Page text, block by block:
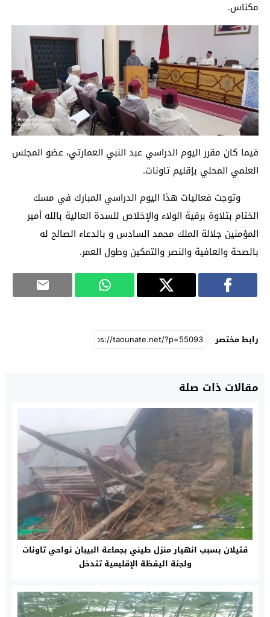
مكناس.
فيما كان مقرر اليوم الدراسي عبد النبي العمارتي، عضو المجلس
العلمي المحلي بإقليم تاونات.
وتوجت فعاليات هذا اليوم الدراسي المبارك في مسك
الختام بتلاوة برقية الولاء والإخلاص للسدة العالية بالله أمير
المؤمنين جلالة الملك محمد السادس و بالدعاء الصالح له
بالصحة والعافية والنصر والتمكين وطول العمر.
رابط مختصر
مقالات ذات صلة
قتيلان بسبب انهيار منزل طيني بجماعة البيبان نواحي تاونات
ولجنة اليقظة الإقليمية تتدخل